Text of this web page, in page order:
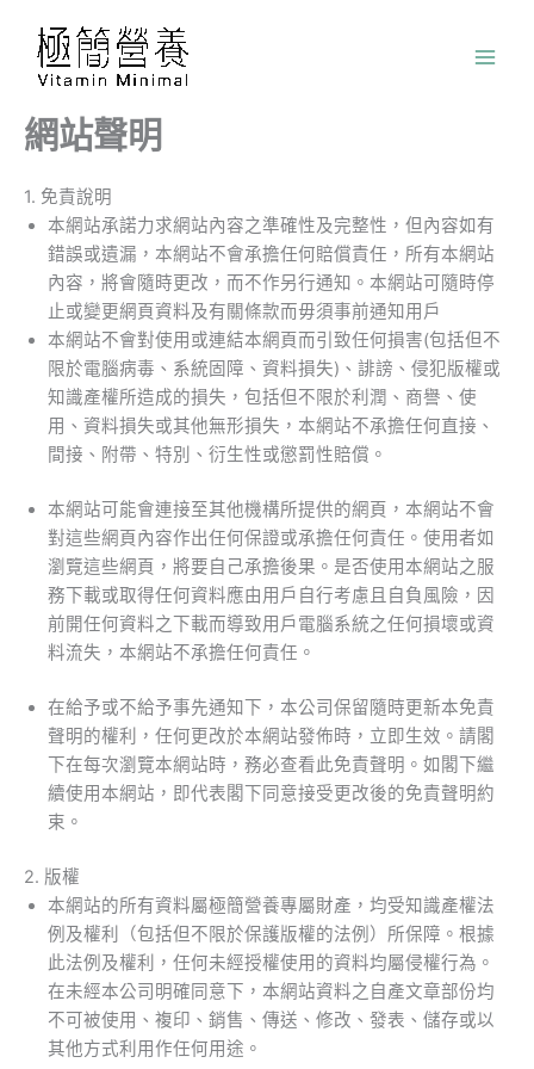
網站聲明
1. 免責說明
本網站承諾力求網站內容之準確性及完整性，但內容如有
錯誤或遺漏，本網站不會承擔任何賠償責任，所有本網站
內容，將會隨時更改，而不作另行通知。本網站可隨時停
止或變更網頁資料及有關條款而毋須事前通知用戶
本網站不會對使用或連結本網頁而引致任何損害(包括但不
限於電腦病毒、系統固障、資料損失)、誹謗、侵犯版權或
知識產權所造成的損失，包括但不限於利潤、商譽、使
用、資料損失或其他無形損失，本網站不承擔任何直接、
間接、附帶、特別、衍生性或懲罰性賠償。
本網站可能會連接至其他機構所提供的網頁，本網站不會
對這些網頁內容作出任何保證或承擔任何責任。使用者如
瀏覽這些網頁，將要自己承擔後果。是否使用本網站之服
務下載或取得任何資料應由用戶自行考慮且自負風險，因
前開任何資料之下載而導致用戶電腦系統之任何損壞或資
料流失，本網站不承擔任何責任。
在給予或不給予事先通知下，本公司保留隨時更新本免責
聲明的權利，任何更改於本網站發佈時，立即生效。請閣
下在每次瀏覽本網站時，務必查看此免責聲明。如閣下繼
續使用本網站，即代表閣下同意接受更改後的免責聲明約
束。
2. 版權
本網站的所有資料屬極簡營養專屬財產，均受知識產權法
例及權利（包括但不限於保護版權的法例）所保障。根據
此法例及權利，任何未經授權使用的資料均屬侵權行為。
在未經本公司明確同意下，本網站資料之自產文章部份均
不可被使用、複印、銷售、傳送、修改、發表、儲存或以
其他方式利用作任何用途。